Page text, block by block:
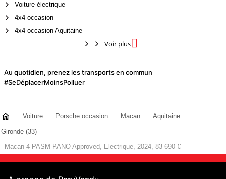
Voiture électrique
4x4 occasion
4x4 occasion Aquitaine
Voir plus
Au quotidien, prenez les transports en commun
#SeDéplacerMoinsPolluer
Voiture Porsche occasion Macan
Aquitaine
Gironde (33)
Macan 4 PASM PANO Approved, Electrique, 2024, 83 690 €